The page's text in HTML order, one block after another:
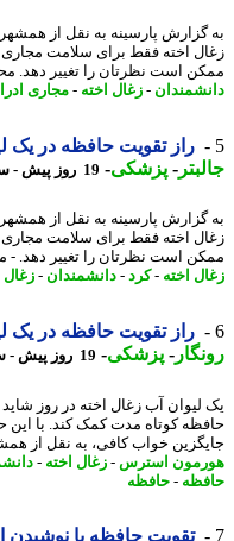
پارسینه به نقل از همشهری
اخته فقط برای سلامت مجاری
است نظرتان را تغییر دهد.
- زغال اخته -مجاری ادراری
راز تقویت حافظه در یک
-پزشکی-19 روز پیش - سه شنبه 30 تیر 1405، 04:32
پارسینه به نقل از همشهری
اخته فقط برای سلامت مجاری
است نظرتان را تغییر دهد. -
اخته -کرد-دانشمندان- زغال -
راز تقویت حافظه در یک
-پزشکی-19 روز پیش - سه شنبه 30 تیر 1405، 04:22
آب زغال اخته در روز شاید
کوتاه مدت کمک کند. با این حال،
خواب کافی، به نقل از همشهری
استرس-زغال اخته -
-حافظه
تقویت حافظه با نوشیدن این